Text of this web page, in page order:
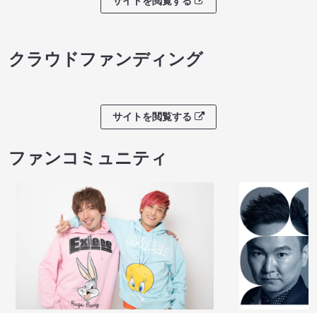
クラウドファンディング
サイトを閲覧する
ファンコミュニティ